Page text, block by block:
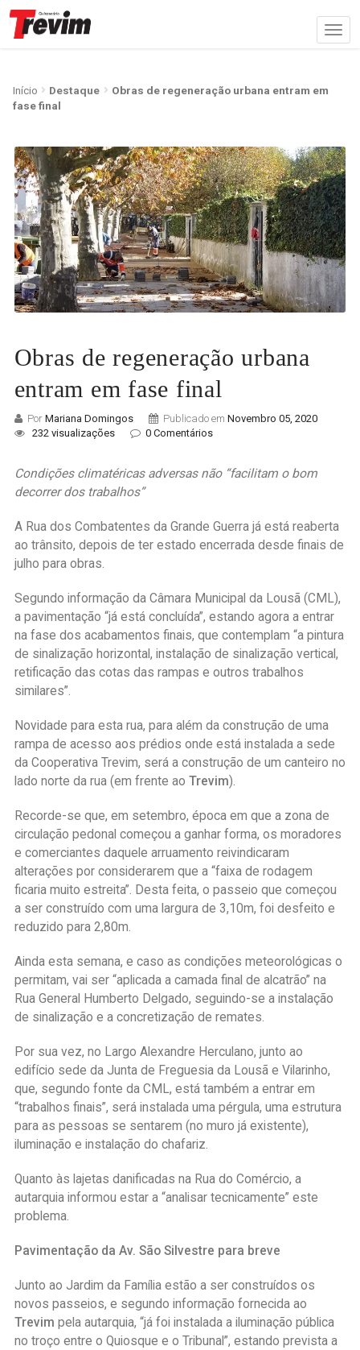
Início Destaque
Obras de regeneração urbana entram em
fase final
Obras de regeneração urbana
entram em fase final
Por Mariana Domingos Publicado em Novembro 05, 2020
232 visualizações
0 Comentários
Condições climatéricas adversas não “facilitam o bom
decorrer dos trabalhos”
A Rua dos Combatentes da Grande Guerra já está reaberta
ao trânsito, depois de ter estado encerrada desde finais de
julho para obras.
Segundo informação da Câmara Municipal da Lousã (CML),
a pavimentação “já está concluída”, estando agora a entrar
na fase dos acabamentos finais, que contemplam “a pintura
de sinalização horizontal, instalação de sinalização vertical,
retificação das cotas das rampas e outros trabalhos
similares”.
Novidade para esta rua, para além da construção de uma
rampa de acesso aos prédios onde está instalada a sede
da Cooperativa Trevim, será a construção de um canteiro no
lado norte da rua (em frente ao Trevim).
Recorde-se que, em setembro, época em que a zona de
circulação pedonal começou a ganhar forma, os moradores
e comerciantes daquele arruamento reivindicaram
alterações por considerarem que a “faixa de rodagem
ficaria muito estreita”. Desta feita, o passeio que começou
a ser construído com uma largura de 3,10m, foi desfeito e
reduzido para 2,80m.
Ainda esta semana, e caso as condições meteorológicas o
permitam, vai ser “aplicada a camada final de alcatrão” na
Rua General Humberto Delgado, seguindo-se a instalação
de sinalização e a concretização de remates.
Por sua vez, no Largo Alexandre Herculano, junto ao
edifício sede da Junta de Freguesia da Lousã e Vilarinho,
que, segundo fonte da CML, está também a entrar em
“trabalhos finais”, será instalada uma pérgula, uma estrutura
para as pessoas se sentarem (no muro já existente),
iluminação e instalação do chafariz.
Quanto às lajetas danificadas na Rua do Comércio, a
autarquia informou estar a “analisar tecnicamente” este
problema.
Pavimentação da Av. São Silvestre para breve
Junto ao Jardim da Família estão a ser construídos os
novos passeios, e segundo informação fornecida ao
Trevim pela autarquia, “já foi instalada a iluminação pública
no troço entre o Quiosque e o Tribunal”, estando prevista a